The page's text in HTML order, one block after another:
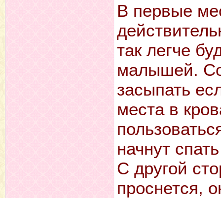
В первые
так легче
малышей.
засыпать
места в
начнут
С другой
проснется,